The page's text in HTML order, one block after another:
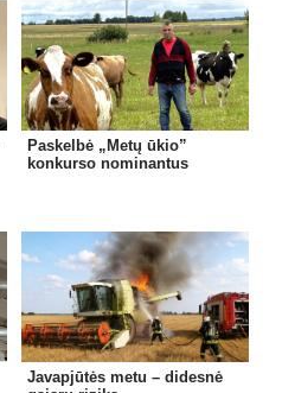
Paskelbė „Metų ūkio”
konkurso nominantus
Javapjūtės metu – didesnė